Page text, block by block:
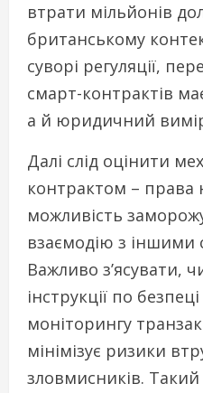
втрати мільйонів
британському
суворі регуляції,
смарт-контрактів
а й юридичний
Далі слід оцінити
контрактом – права
можливість
взаємодію з іншими
Важливо з’ясувати,
інструкції по
моніторингу
мінімізує ризики
зловмисників.